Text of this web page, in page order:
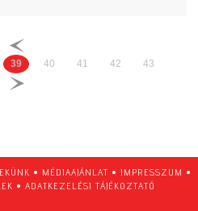
39 40 41 42 43
• MÉDIAAJÁNLAT • IMPRESSZUM •
• ADATKEZELÉSI TÁJÉKOZTATÓ